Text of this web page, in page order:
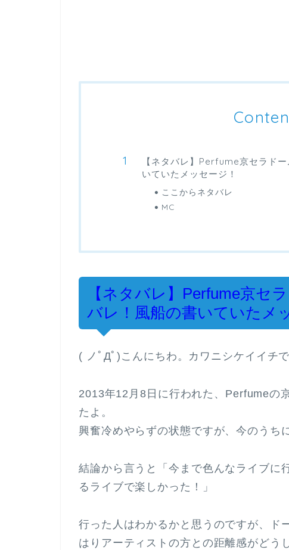
【ネタバレ】Perfume京セラド
いていたメッセージ！
ここからネタバレ
MC
【ネタバレ】Perfume京セ
バレ！風船の書いていたメ
( ノﾟДﾟ)こんにちわ。カワニシケイイチで
2013年12月8日に行われた、Perfumeの
たよ。
興奮冷めやらずの状態ですが、今のうち
結論から言うと「今まで色んなライブに
るライブで楽しかった！」
行った人はわかるかと思うのですが、ド
はりアーティストの方との距離感がどう